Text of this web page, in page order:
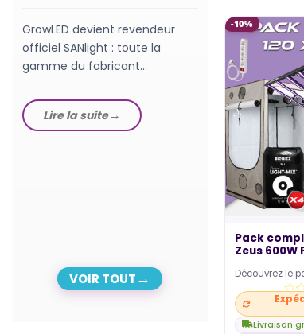
-10%
Pack
Zeus 600W
Découvrez le
cultiver
pack
Livraison
GrowLED devient revendeur
officiel SANlight : toute la
gamme du fabricant
luminaires EVO aux...
Lire la suite
réels, W/
60x60 : le
Lire la
VOIR TOUT